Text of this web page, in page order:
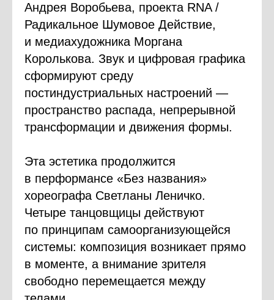
Андрея Воробьева, проекта RNA /
Радикальное Шумовое Действие,
и медиахудожника Моргана
Королькова. Звук и цифровая графика
сформируют среду
постиндустриальных настроений —
пространство распада, непрерывной
трансформации и движения формы.
Эта эстетика продолжится
в перформансе «Без названия»
хореографа Светланы Леничко.
Четыре танцовщицы действуют
по принципам самоорганизующейся
системы: композиция возникает прямо
в моменте, а внимание зрителя
свободно перемещается между